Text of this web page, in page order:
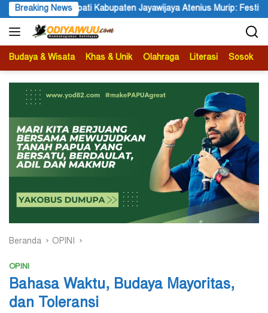
Langsung
ke
konten
Breaking NewsAtenius Murip: Festival Budaya Lembah Baliem Dongkrak
Budaya & Wisata Khas & Unik Olahraga Literasi Sosok
Beranda OPINI
OPINI
Bahasa Waktu, Budaya Mayoritas,
dan Toleransi